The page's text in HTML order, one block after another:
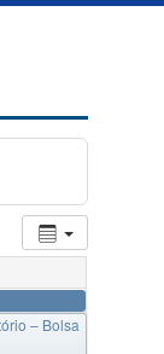
– Bolsa